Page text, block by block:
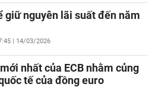
giữ nguyên lãi suất đến năm
| 14/03/2026
nhất của ECB nhằm củng
tế của đồng euro